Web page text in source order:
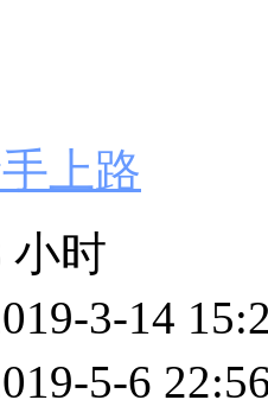
上路
小时
3-14
5-6